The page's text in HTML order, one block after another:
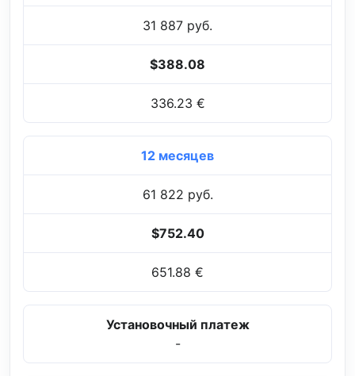
31 887 руб.
$388.08
336.23 €
12 месяцев
61 822 руб.
$752.40
651.88 €
Установочный платеж
-